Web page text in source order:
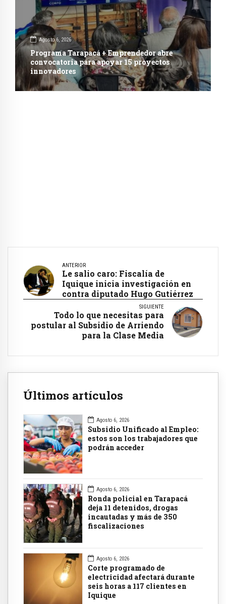
Agosto 6, 2026
Programa Tarapacá + Emprendedor abre
convocatoria para apoyar 15 proyectos
innovadores
ANTERIOR
Le salio caro: Fiscalía de
Iquique inicia investigación en
contra diputado Hugo Gutiérrez
SIGUIENTE
Todo lo que necesitas para
postular al Subsidio de Arriendo
para la Clase Media
Últimos artículos
Agosto 6, 2026
Subsidio Unificado al Empleo:
estos son los trabajadores que
podrán acceder
Agosto 6, 2026
Ronda policial en Tarapacá
deja 11 detenidos, drogas
incautadas y más de 350
fiscalizaciones
Agosto 6, 2026
Corte programado de
electricidad afectará durante
seis horas a 117 clientes en
Iquique